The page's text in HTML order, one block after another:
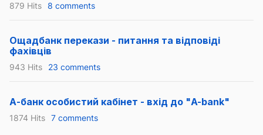
879 Hits 8 comments
Ощадбанк перекази - питання та відповіді
фахівців
943 Hits 23 comments
А-банк особистий кабінет - вхід до "A-bank"
1874 Hits 7 comments